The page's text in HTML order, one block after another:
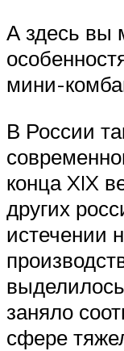
А здесь вы
мини-
В России
конца XIX
других
истечении
заняло
сфере